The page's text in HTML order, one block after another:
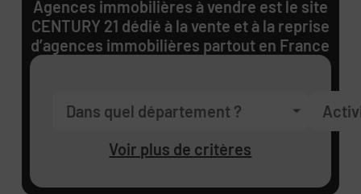
Agences immobilières à vendre est le site
CENTURY 21 dédié à la vente et à la reprise
d’agences immobilières partout en France
Dans quel département ?
Voir plus de critères